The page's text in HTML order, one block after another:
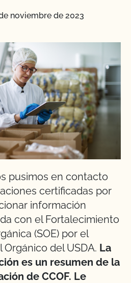
noviembre de 2023
pusimos en contacto
certificadas por
información
con el Fortalecimiento
(SOE) por el
del USDA. La
es un resumen de la
de CCOF. Le